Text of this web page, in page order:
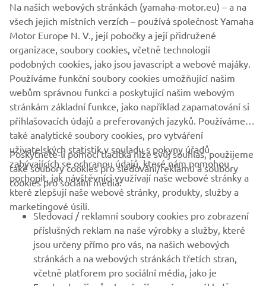
DISCOVER THE HIGH POWER RANGE
FIREMNÍ
B2B
VÍCE YAMAHA
PODPORA
Na našich webových stránkách (yamaha-motor.eu) – a na
všech jejich místních verzích – používá společnost Yamaha
Motor Europe N. V., její pobočky a její přidružené
organizace, soubory cookies, včetně technologií
podobných cookies, jako jsou javascript a webové majáky.
Používáme funkční soubory cookies umožňující našim
webům správnou funkci a poskytující našim webovým
stránkám základní funkce, jako například zapamatování si
přihlašovacích údajů a preferovaných jazyků. Používáme
také analytické soubory cookies, pro vytváření
uživatelských statistik v souladu s pokyny úřadů
zabývajících se ochranou údajů, které nám pomohou
pochopit, jak návštěvníci využívají naše webové stránky a
které zlepšují naše webové stránky, produkty, služby a
marketingové úsilí.
Poskytnete-li pomocí tlačítka níže svůj souhlas, použijeme
také soubory cookies pro sledování/reklamu a soubory
cookies pro sociální média:
Sledovací / reklamní soubory cookies pro zobrazení
příslušných reklam na naše výrobky a služby, které
jsou určeny přímo pro vás, na našich webových
stránkách a na webových stránkách třetích stran,
včetně platforem pro sociální média, jako je